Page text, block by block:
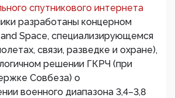
спутникового интернета
разработаны концерном
Space, специализирующемся
связи, разведке и охране),
решении ГКРЧ (при
Совбеза) о
военного диапазона 3,4–3,8